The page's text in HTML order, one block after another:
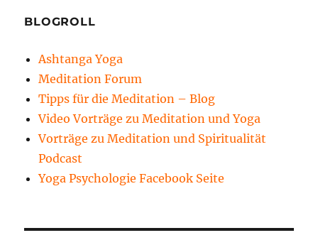
BLOGROLL
Ashtanga Yoga
Meditation Forum
Tipps für die Meditation – Blog
Video Vorträge zu Meditation und Yoga
Vorträge zu Meditation und Spiritualität
Podcast
Yoga Psychologie Facebook Seite